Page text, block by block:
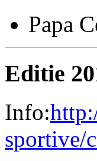
Papa
Editie
Info:
sportive/